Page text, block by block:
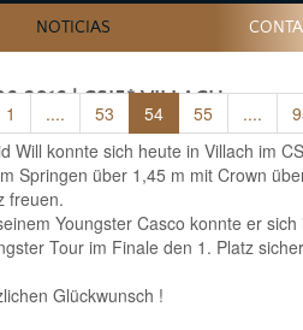
NOTICIAS
1 .... 53 54 55 ....
| CSI5* VILLACH
19.06.2016
Will konnte sich heute in Villach im
Springen über 1,45 m mit Crown
freuen.
Youngster Casco konnte er sich
Tour im Finale den 1. Platz
Glückwunsch !
1 .... 53 54 55 ....